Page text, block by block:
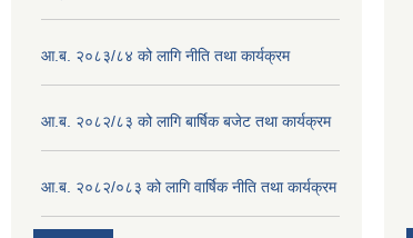
आ.ब. २०८३/८४ को लागि नीति तथा कार्यक्रम
आ.ब. २०८२/८३ को लागि बार्षिक बजेट तथा कार्यक्रम
आ.ब. २०८२/०८३ को लागि वार्षिक नीति तथा कार्यक्रम